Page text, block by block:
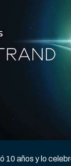
10 años y lo